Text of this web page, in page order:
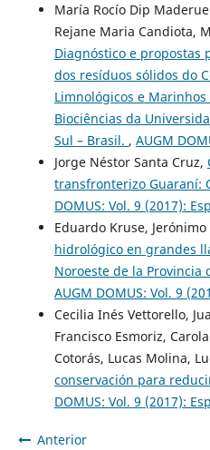
María Rocío Dip
Rejane Maria Candiota,
Diagnóstico e propostas
dos resíduos sólidos do
Limnológicos e
Biociências da
Sul – Brasil. , AUGM
Jorge Néstor Santa Cruz,
transfronterizo Guaraní:
DOMUS: Vol. 9 (2017):
Eduardo Kruse,
hidrológico en grandes
Noroeste de la Provincia
AUGM DOMUS: Vol. 9
Cecilia Inés Vettorello,
Francisco Esmoriz,
Cotorás, Lucas Molina,
conservación para
DOMUS: Vol. 9 (2017):
Anterior